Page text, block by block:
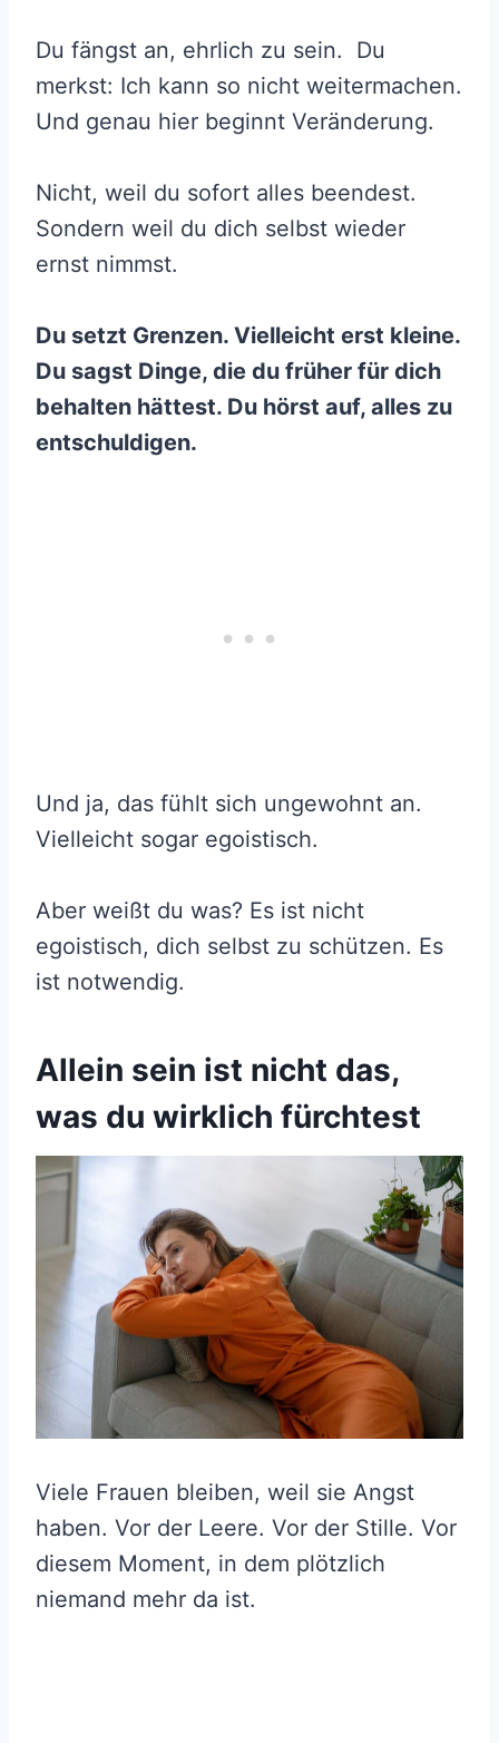
Du fängst an, ehrlich zu sein. Du
merkst: Ich kann so nicht weitermachen.
Und genau hier beginnt Veränderung.
Nicht, weil du sofort alles beendest.
Sondern weil du dich selbst wieder
ernst nimmst.
Du setzt Grenzen. Vielleicht erst kleine.
Du sagst Dinge, die du früher für dich
behalten hättest. Du hörst auf, alles zu
entschuldigen.
Und ja, das fühlt sich ungewohnt an.
Vielleicht sogar egoistisch.
Aber weißt du was? Es ist nicht
egoistisch, dich selbst zu schützen. Es
ist notwendig.
Allein sein ist nicht das,
was du wirklich fürchtest
Viele Frauen bleiben, weil sie Angst
haben. Vor der Leere. Vor der Stille. Vor
diesem Moment, in dem plötzlich
niemand mehr da ist.